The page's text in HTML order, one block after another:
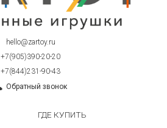
hello@zartoy.ru
+7(905)390-20-20
+7(844)231-90-43
Обратный звонок
ГДЕ КУПИТЬ